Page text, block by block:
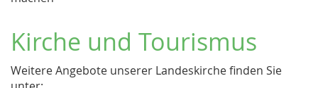
Kirche und Tourismus
Weitere Angebote unserer Landeskirche finden Sie